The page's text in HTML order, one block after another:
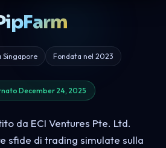
Singapore Fondata nel 2023
December 24, 2025
da ECI Ventures Pte. Ltd.
sfide di trading simulate sulla